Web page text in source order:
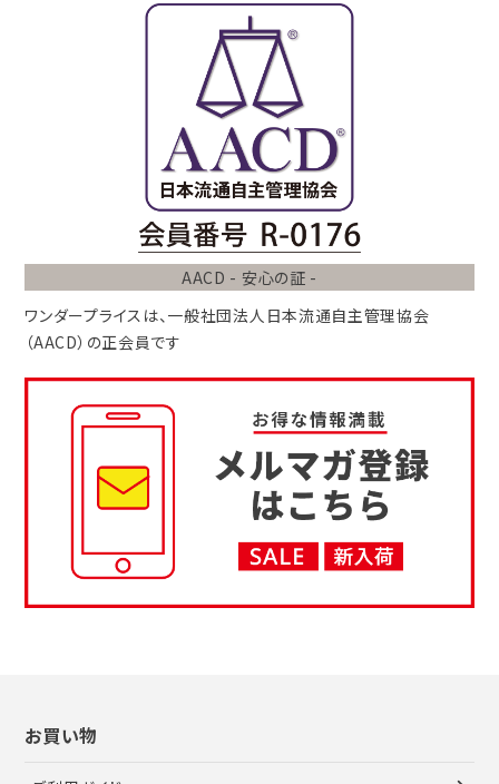
AACD - 安心の証 -
ワンダープライスは、 一般社団法人 日本流通自主管理協会
（AACD） の正会員です
お買い物